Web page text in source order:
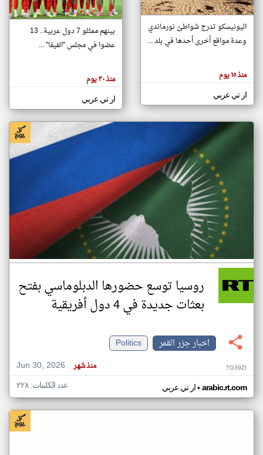
تغيير الدولة
اخبار جزر القمر على مدار الساعة
أهم اخبار جزر القمر العاجلة والمباشرة
هنا عن
وجهة
كاتبيها.
اليونيسكو تدرج شواطئ نورماندي
وعدة مواقع أخرى أحدها في بلد ...
منذ ١٥ يوم
ار تي عربي
بينهم ممثلو 7 دول عربية.. 13
عضوا في مجلس "الفيفا" ...
منذ ٣٠ يوم
ار تي عربي
روسيا توسع حضورها الدبلوماسي بفتح
بعثات جديدة في 4 دول أفريقية
اخبار جزر القمر
Politics
Jun 30, 2026
منذ شهر TG39ZI
ار تي عربي• arabic.rt.com عدد الكلمات: ٢٢٨
klyoum.com